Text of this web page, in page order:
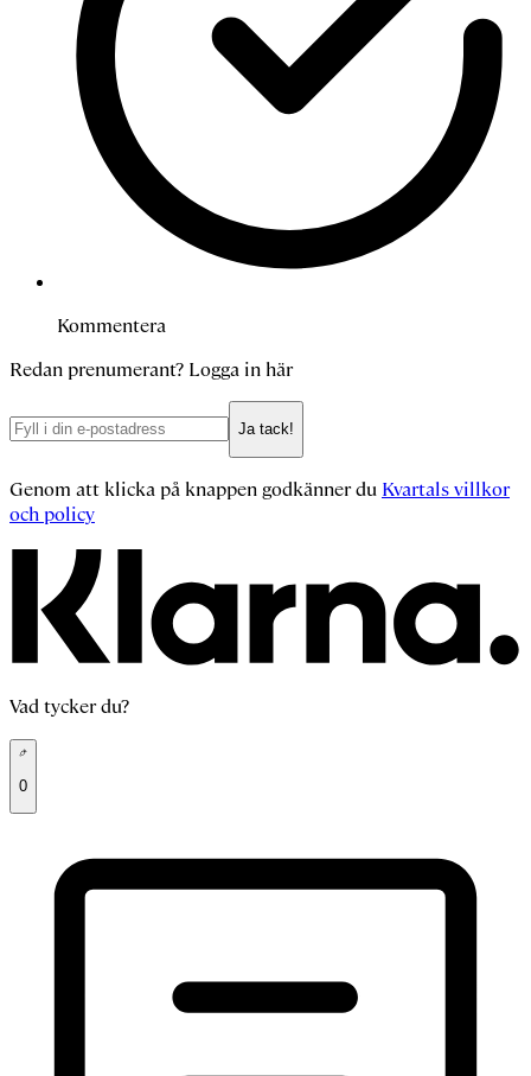
Kommentera
Redan prenumerant? Logga in här
Ja tack!
Genom att klicka på knappen godkänner du Kvartals villkor
och policy
Vad tycker du?
0